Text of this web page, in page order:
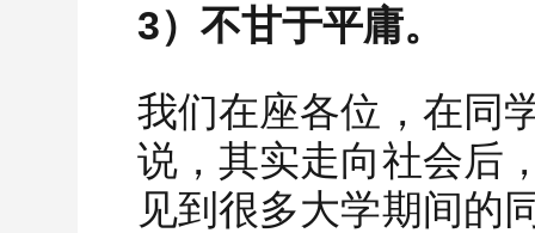
3）不甘于平庸。
我们在座各位，在同
说，其实走向社会后
见到很多大学期间的